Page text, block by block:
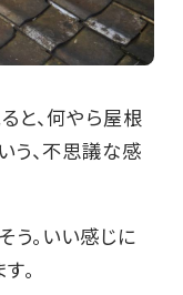
と、何やら屋根
う、不思議な感
う。いい感じに
。